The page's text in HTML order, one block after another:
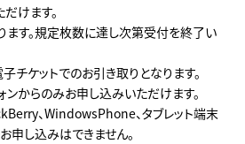
けます。
す。規定枚数に達し次第受付を終了い
チケットでのお引き取りとなります。
ンからのみお申し込みいただけます。
、WindowsPhone、タブレット端末
申し込みはできません。